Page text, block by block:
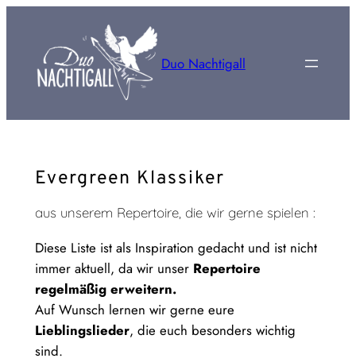
springen
Duo Nachtigall
Evergreen Klassiker
aus unserem Repertoire, die wir gerne spielen :
Diese Liste ist als Inspiration gedacht und ist nicht
immer aktuell, da wir unser Repertoire
regelmäßig erweitern.
Auf Wunsch lernen wir gerne eure
Lieblingslieder, die euch besonders wichtig
sind.